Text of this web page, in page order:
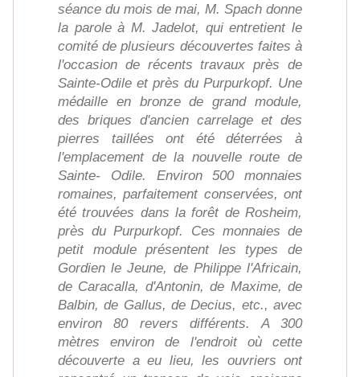
séance du mois de mai, M. Spach donne
la parole à M. Jadelot, qui entretient le
comité de plusieurs découvertes faites à
l'occasion de récents travaux près de
Sainte-Odile et près du Purpurkopf. Une
médaille en bronze de grand module,
des briques d'ancien carrelage et des
pierres taillées ont été déterrées à
l'emplacement de la nouvelle route de
Sainte- Odile. Environ 500 monnaies
romaines, parfaitement conservées, ont
été trouvées dans la forêt de Rosheim,
près du Purpurkopf. Ces monnaies de
petit module présentent les types de
Gordien le Jeune, de Philippe l'Africain,
de Caracalla, d'Antonin, de Maxime, de
Balbin, de Gallus, de Decius, etc., avec
environ 80 revers différents. A 300
mètres environ de l'endroit où cette
découverte a eu lieu, les ouvriers ont